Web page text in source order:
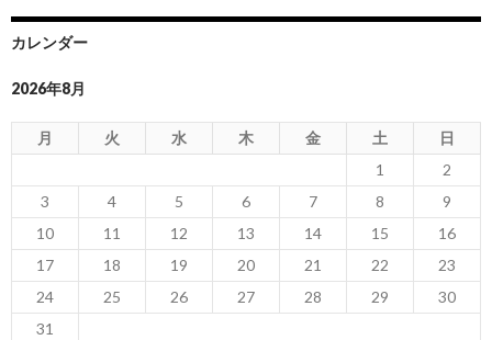
カレンダー
2026年8月
月 火 水 木 金 土
日
1
2
3
4 5 6 7 8
9
10
11 12 13 14 15
16
17
18 19 20 21 22
23
24
25 26 27 28 29
30
31